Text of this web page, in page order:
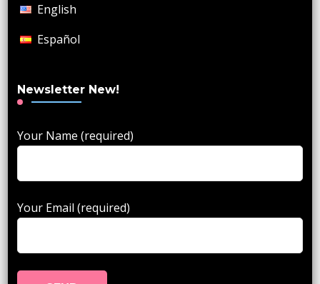
English
Español
Newsletter New!
Your Name (required)
Your Email (required)